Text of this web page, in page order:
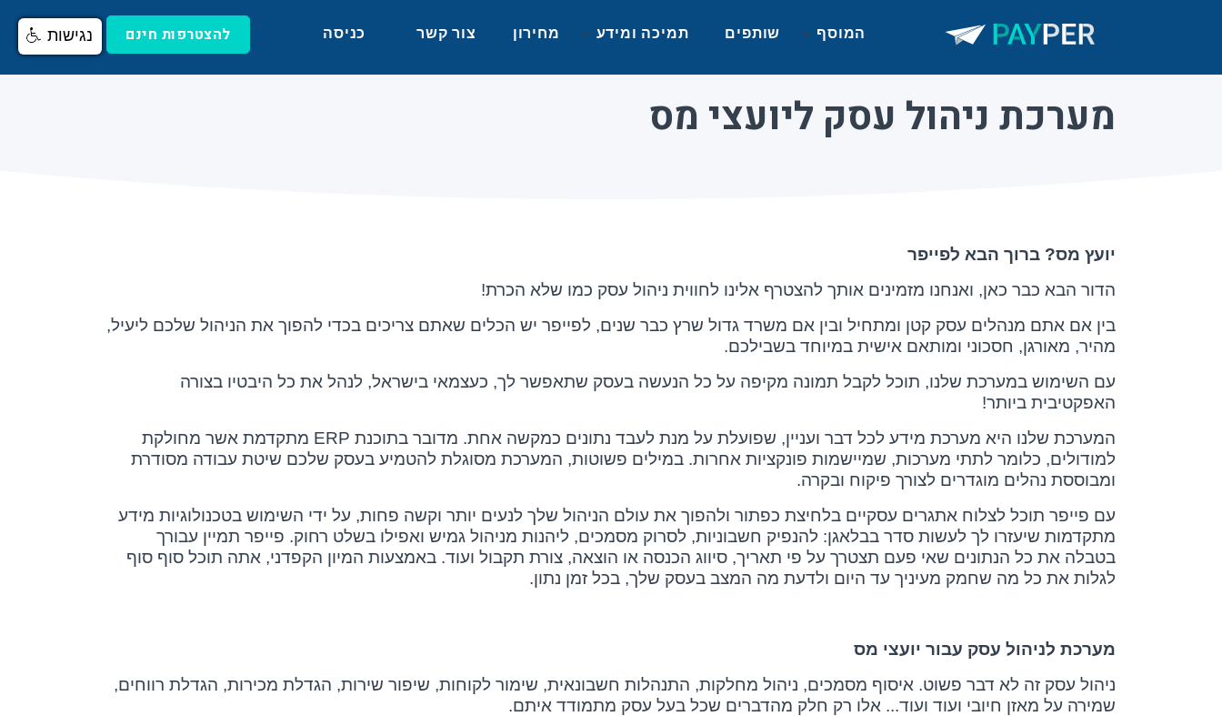
להצטרפות חינם המוסף שותפים תמיכה ומידע מחירון צור קשר כניסה
מערכת ניהול עסק ליועצי מס
יועץ מס? ברוך הבא לפייפר
הדור הבא כבר כאן, ואנחנו מזמינים אותך להצטרף אלינו לחווית ניהול עסק כמו שלא הכרת!
בין אם אתם מנהלים עסק קטן ומתחיל ובין אם משרד גדול שרץ כבר שנים, לפייפר יש הכלים שאתם צריכים בכדי להפוך את הניהול שלכם ליעיל,
מהיר, מאורגן, חסכוני ומותאם אישית במיוחד בשבילכם.
עם השימוש במערכת שלנו, תוכל לקבל תמונה מקיפה על כל הנעשה בעסק שתאפשר לך, כעצמאי בישראל, לנהל את כל היבטיו בצורה
האפקטיבית ביותר!
המערכת שלנו היא מערכת מידע לכל דבר ועניין, שפועלת על מנת לעבד נתונים כמקשה אחת. מדובר בתוכנת ERP מתקדמת אשר מחולקת
למודולים, כלומר לתתי מערכות, שמיישמות פונקציות אחרות. במילים פשוטות, המערכת מסוגלת להטמיע בעסק שלכם שיטת עבודה מסודרת
ומבוססת נהלים מוגדרים לצורך פיקוח ובקרה.
עם פייפר תוכל לצלוח אתגרים עסקיים בלחיצת כפתור ולהפוך את עולם הניהול שלך לנעים יותר וקשה פחות, על ידי השימוש בטכנולוגיות מידע
מתקדמות שיעזרו לך לעשות סדר בבלאגן: להנפיק חשבוניות, לסרוק מסמכים, ליהנות מניהול גמיש ואפילו בשלט רחוק. פייפר תמיין עבורך
בטבלה את כל הנתונים שאי פעם תצטרך על פי תאריך, סיווג הכנסה או הוצאה, צורת תקבול ועוד. באמצעות המיון הקפדני, אתה תוכל סוף סוף
לגלות את כל מה שחמק מעיניך עד היום ולדעת מה המצב בעסק שלך, בכל זמן נתון.
מערכת לניהול עסק עבור יועצי מס
ניהול עסק זה לא דבר פשוט. איסוף מסמכים, ניהול מחלקות, התנהלות חשבונאית, שימור לקוחות, שיפור שירות, הגדלת מכירות, הגדלת רווחים,
שמירה על מאזן חיובי ועוד ועוד... אלו רק חלק מהדברים שכל בעל עסק מתמודד איתם.
נגישות